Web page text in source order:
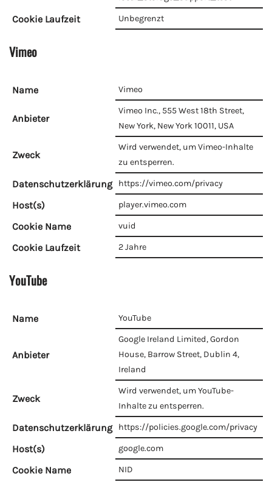
Cookie Laufzeit Unbegrenzt
Vimeo
Name Vimeo
Anbieter
Vimeo Inc., 555 West 18th Street,
New York, New York 10011, USA
Zweck
Wird verwendet, um Vimeo-Inhalte
zu entsperren.
Datenschutzerklärung https://vimeo.com/privacy
Host(s) player.vimeo.com
Cookie Name vuid
Cookie Laufzeit 2 Jahre
YouTube
Name YouTube
Anbieter
Google Ireland Limited, Gordon
House, Barrow Street, Dublin 4,
Ireland
Zweck
Wird verwendet, um YouTube-
Inhalte zu entsperren.
Datenschutzerklärung https://policies.google.com/privacy
Host(s) google.com
Cookie Name NID